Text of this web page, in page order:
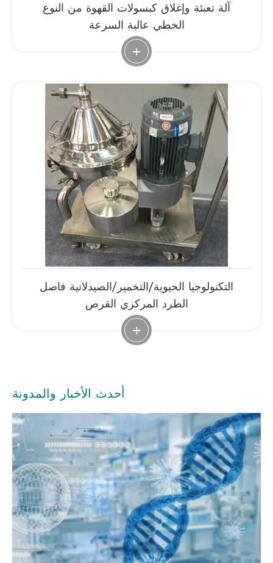
آلة تعبئة وإغلاق كبسولات القهوة من النوع
الخطي عالية السرعة
+
التكنولوجيا الحيوية/التخمير/الصيدلانية فاصل
الطرد المركزي القرص
+
أحدث الأخبار والمدونة